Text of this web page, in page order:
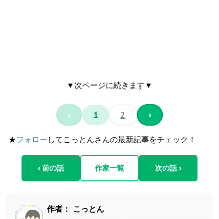
▼次ページに続きます▼
‹ 1 2 ›
★フォロー してこっとんさんの最新記事をチェック！
‹ 前の話 作家一覧 次の話 ›
作者： こっとん